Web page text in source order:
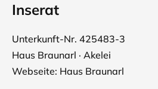
Inserat
Unterkunft-Nr. 425483-3
Haus Braunarl · Akelei
Webseite: Haus Braunarl